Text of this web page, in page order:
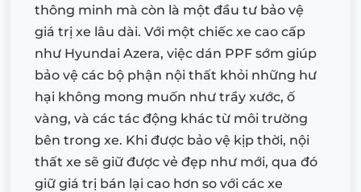
thông minh mà còn là một đầu tư bảo vệ
giá trị xe lâu dài. Với một chiếc xe cao cấp
như Hyundai Azera, việc dán PPF sớm giúp
bảo vệ các bộ phận nội thất khỏi những hư
hại không mong muốn như trầy xước, ố
vàng, và các tác động khác từ môi trường
bên trong xe. Khi được bảo vệ kịp thời, nội
thất xe sẽ giữ được vẻ đẹp như mới, qua đó
giữ giá trị bán lại cao hơn so với các xe